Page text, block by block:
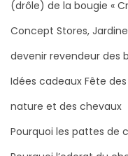
t
i
s
a
l
e
(drôle) de la bougie «
Concept Stores,
devenir revendeur des
Idées cadeaux Fête
nature et des chevaux
Pourquoi les pattes de